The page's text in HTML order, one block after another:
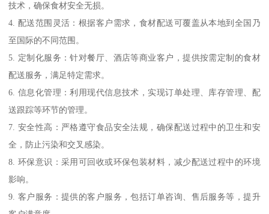
技术，确保食材安全无损。
4. 配送范围灵活：根据客户需求，食材配送可覆盖从本地到全国乃
至国际的不同范围。
5. 定制化服务：针对餐厅、酒店等商业客户，提供按需定制的食材
配送服务，满足特定需求。
6. 信息化管理：利用现代信息技术，实现订单处理、库存管理、配
送跟踪等环节的管理。
7. 安全性高：严格遵守食品安全法规，确保配送过程中的卫生和安
全，防止污染和交叉感染。
8. 环保意识：采用可回收或环保包装材料，减少配送过程中的环境
影响。
9. 客户服务：提供的客户服务，包括订单咨询、售后服务等，提升